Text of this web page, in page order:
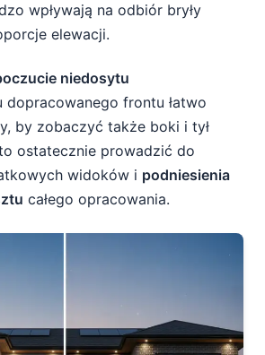
wpływają na odbiór bryły
elewacji.
niedosytu
dopracowanego frontu łatwo
by zobaczyć także boki i tył
ostatecznie prowadzić do
widoków i podniesienia
całego opracowania.